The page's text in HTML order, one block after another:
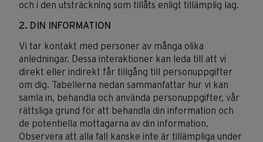
och i den utsträckning som tillåts enligt tillämplig lag.
2. DIN INFORMATION
Vi tar kontakt med personer av många olika
anledningar. Dessa interaktioner kan leda till att vi
direkt eller indirekt får tillgång till personuppgifter
om dig. Tabellerna nedan sammanfattar hur vi kan
samla in, behandla och använda personuppgifter, vår
rättsliga grund för att behandla din information och
de potentiella mottagarna av din information.
Observera att alla fall kanske inte är tillämpliga under